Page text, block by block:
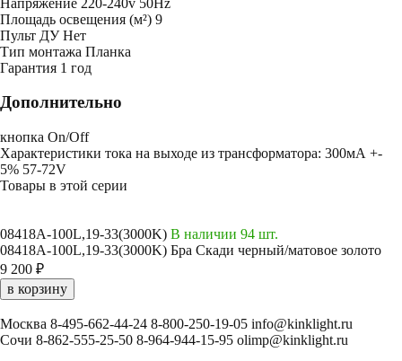
Площадь освещения (м²) 9
Пульт ДУНет
Тип монтажа Планка
Гарантия 1 год
Дополнительно
кнопка On/Off
Характеристики тока на выходе из трансформатора: 300мА +-
5% 57-72V
Товары в этой серии
08418A-100L,19-33(3000K) В наличии 94 шт.
08418A-100L,19-33(3000K) Бра Скади черный/матовое золото
9 200 ₽
в корзину
Москва 8-495-662-44-24 8-800-250-19-05 info@kinklight.ru
Сочи 8-862-555-25-50 8-964-944-15-95 olimp@kinklight.ru